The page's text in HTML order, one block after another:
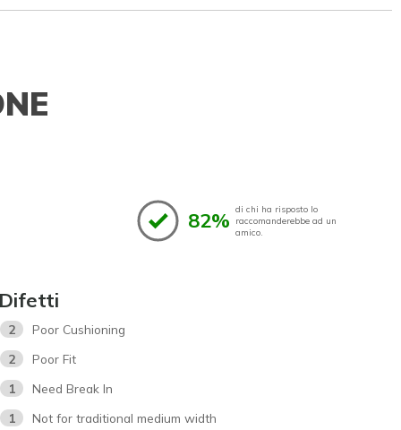
82% di chi ha risposto lo
raccomanderebbe ad un
amico.
2
Poor Cushioning
2
Poor Fit
1
Need Break In
1
Not for traditional medium width